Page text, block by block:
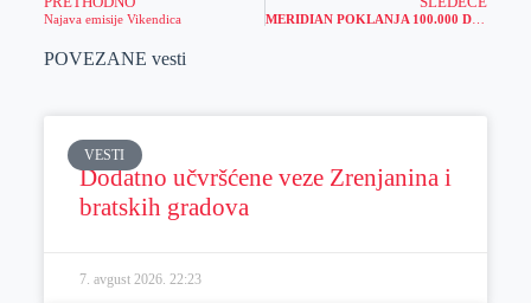
Najava emisije Vikendica
POVEZANE vesti
VESTI
Dodatno učvršćene veze Zrenjanina i
bratskih gradova
7. avgust 2026. 22:23